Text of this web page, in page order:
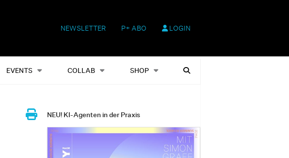
NEWSLETTER P+ ABO LOGIN
EVENTS COLLAB SHOP
Alles Events Shop Heftausgaben Suchen
NEU! KI-Agenten in der Praxis